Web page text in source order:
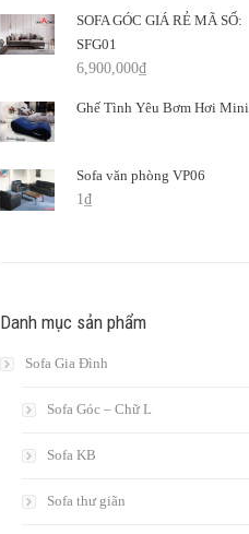
SOFA GÓC GIÁ RẺ MÃ SỐ:
SFG01
6,900,000₫
Ghế Tình Yêu Bơm Hơi Mini
Sofa văn phòng VP06
1₫
Danh mục sản phẩm
Sofa Gia Đình
Sofa Góc – Chữ L
Sofa KB
Sofa thư giãn